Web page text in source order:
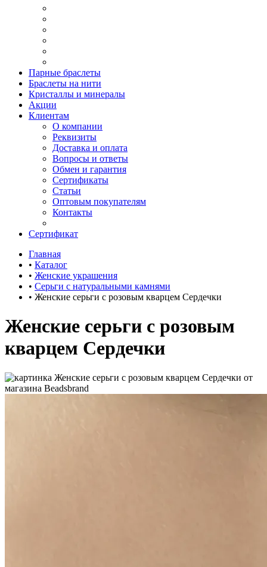
Парные браслеты
Браслеты на нити
Кристаллы и минералы
Акции
Клиентам
О компании
Реквизиты
Доставка и оплата
Вопросы и ответы
Обмен и гарантия
Сертификаты
Статьи
Оптовым покупателям
Контакты
Сертификат
Главная
• Каталог
• Женские украшения
• Серьги с натуральными камнями
• Женские серьги с розовым кварцем Сердечки
Женские серьги с розовым
кварцем Сердечки